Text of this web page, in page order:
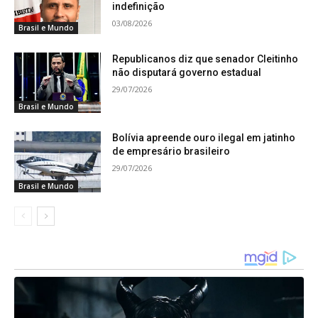
janeiro de 2025, quando o próximo mandatário
toma posse no Capitólio.
Brasil e Mundo
indefinição
03/08/2026
Brasil e Mundo
Republicanos diz que senador Cleitinho
não disputará governo estadual
29/07/2026
Brasil e Mundo
Bolívia apreende ouro ilegal em jatinho
de empresário brasileiro
29/07/2026